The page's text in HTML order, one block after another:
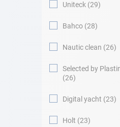
Uniteck 29
Bahco 28
Nautic clean 26
Selected by
26
Digital yacht 23
Holt 23